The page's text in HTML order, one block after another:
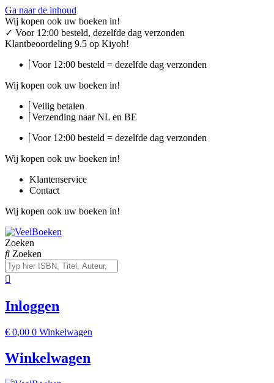
Ga naar de inhoud
Wij kopen ook uw boeken in!
✓ Voor 12:00 besteld, dezelfde dag verzonden
Klantbeoordeling 9.5 op Kiyoh!
Voor 12:00 besteld = dezelfde dag verzonden
Wij kopen ook uw boeken in!
Veilig betalen
Verzending naar NL en BE
Voor 12:00 besteld = dezelfde dag verzonden
Wij kopen ook uw boeken in!
Klantenservice
Contact
Wij kopen ook uw boeken in!
Zoeken
Zoeken
Inloggen
€ 0,00 0 Winkelwagen
Winkelwagen